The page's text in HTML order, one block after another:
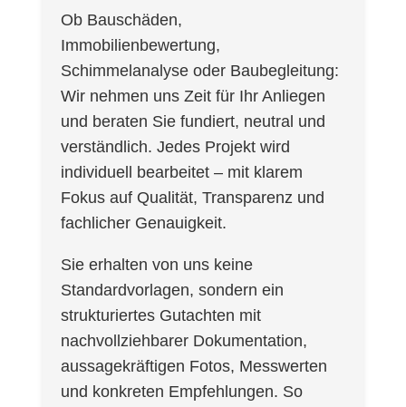
Ob Bauschäden,
Immobilienbewertung,
Schimmelanalyse oder Baubegleitung:
Wir nehmen uns Zeit für Ihr Anliegen
und beraten Sie fundiert, neutral und
verständlich. Jedes Projekt wird
individuell bearbeitet – mit klarem
Fokus auf Qualität, Transparenz und
fachlicher Genauigkeit.
Sie erhalten von uns keine
Standardvorlagen, sondern ein
strukturiertes Gutachten mit
nachvollziehbarer Dokumentation,
aussagekräftigen Fotos, Messwerten
und konkreten Empfehlungen. So